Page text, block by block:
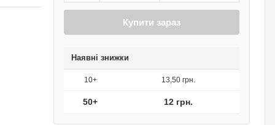
Купити зараз
Наявні знижки
10+ 13,50 грн.
50+ 12 грн.